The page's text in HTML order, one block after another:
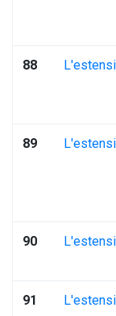
88
89
90
91